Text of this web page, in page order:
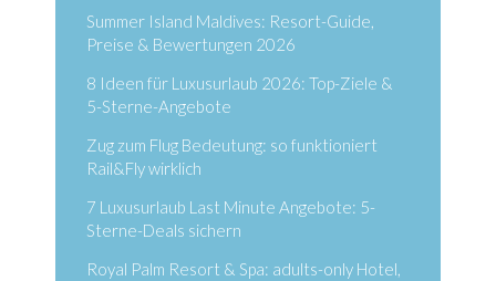
Summer Island Maldives: Resort-Guide,
Preise & Bewertungen 2026
8 Ideen für Luxusurlaub 2026: Top-Ziele &
5-Sterne-Angebote
Zug zum Flug Bedeutung: so funktioniert
Rail&Fly wirklich
7 Luxusurlaub Last Minute Angebote: 5-
Sterne-Deals sichern
Royal Palm Resort & Spa: adults-only Hotel,